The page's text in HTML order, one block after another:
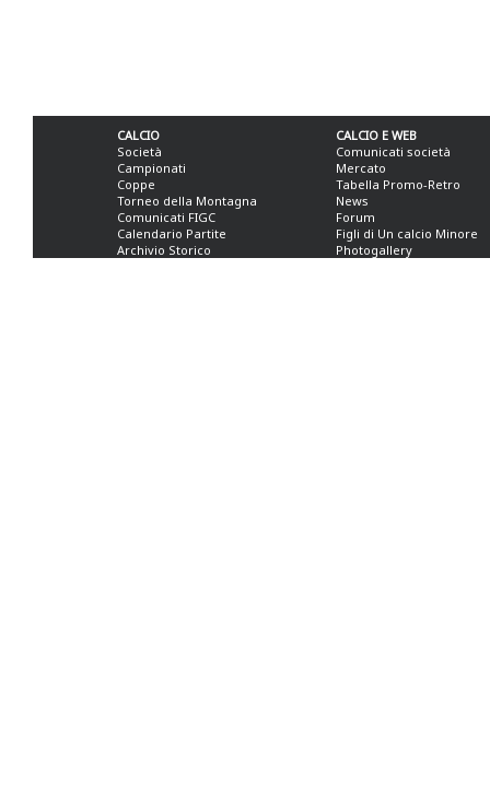
CALCIO
Società
Campionati
Coppe
Torneo della Montagna
Comunicati FIGC
Calendario Partite
Archivio Storico
CALCIO E WEB
Comunicati società
Mercato
Tabella Promo-Retro
News
Forum
Figli di Un calcio Minore
Photogallery